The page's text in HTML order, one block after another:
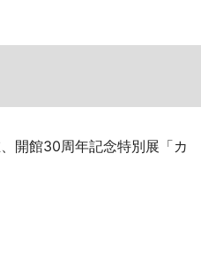
開館30周年記念特別展「カ